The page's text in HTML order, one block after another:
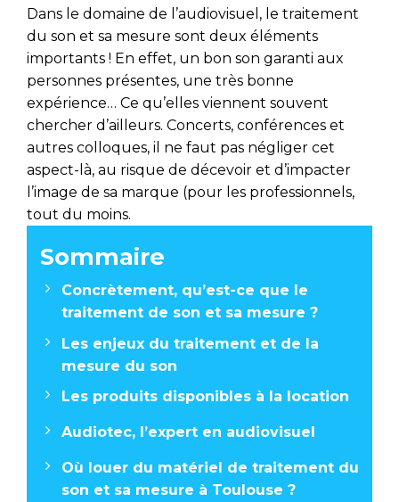
Dans le domaine de l’audiovisuel, le traitement
du son et sa mesure sont deux éléments
importants ! En effet, un bon son garanti aux
personnes présentes, une très bonne
expérience… Ce qu’elles viennent souvent
chercher d’ailleurs. Concerts, conférences et
autres colloques, il ne faut pas négliger cet
aspect-là, au risque de décevoir et d’impacter
l’image de sa marque (pour les professionnels,
tout du moins.
Concrètement, qu’est-ce que le
traitement de son et sa mesure ?
Les enjeux du traitement et de la
mesure du son
Les produits disponibles à la location
Audiotec, l’expert en audiovisuel
Où louer du matériel de traitement du
son et sa mesure à Toulouse ?